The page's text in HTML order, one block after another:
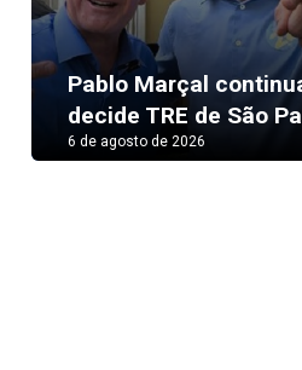
Pablo Marçal
decide TRE de São
6 de agosto de 2026